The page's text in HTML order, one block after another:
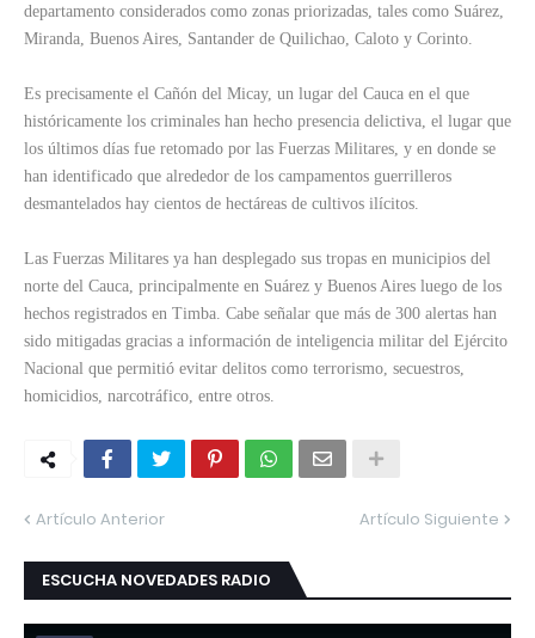
departamento considerados como zonas priorizadas, tales como Suárez,
Miranda, Buenos Aires, Santander de Quilichao, Caloto y Corinto.
Es precisamente el Cañón del Micay, un lugar del Cauca en el que
históricamente los criminales han hecho presencia delictiva, el lugar que
los últimos días fue retomado por las Fuerzas Militares, y en donde se
han identificado que alrededor de los campamentos guerrilleros
desmantelados hay cientos de hectáreas de cultivos ilícitos.
Las Fuerzas Militares ya han desplegado sus tropas en municipios del
norte del Cauca, principalmente en Suárez y Buenos Aires luego de los
hechos registrados en Timba. Cabe señalar que más de 300 alertas han
sido mitigadas gracias a información de inteligencia militar del Ejército
Nacional que permitió evitar delitos como terrorismo, secuestros,
homicidios, narcotráfico, entre otros.
Artículo Anterior Artículo Siguiente
ESCUCHA NOVEDADES RADIO